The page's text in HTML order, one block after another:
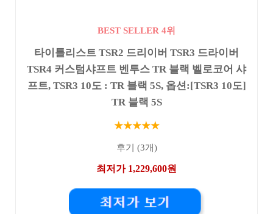
BEST SELLER 4위
타이틀리스트 TSR2 드리이버 TSR3 드라이버
TSR4 커스텀샤프트 벤투스 TR 블랙 벨로코어 샤
프트, TSR3 10도 : TR 블랙 5S, 옵션:[TSR3 10도]
TR 블랙 5S
★★★★★
후기 (3개)
최저가 1,229,600원